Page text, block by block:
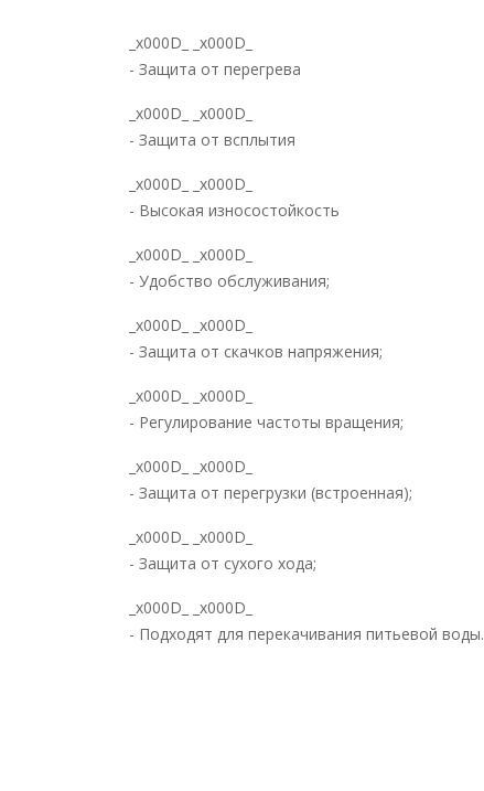
_x000D_ _x000D_
- Защита от перегрева
_x000D_ _x000D_
- Защита от всплытия
_x000D_ _x000D_
- Высокая износостойкость
_x000D_ _x000D_
- Удобство обслуживания;
_x000D_ _x000D_
- Защита от скачков напряжения;
_x000D_ _x000D_
- Регулирование частоты вращения;
_x000D_ _x000D_
- Защита от перегрузки (встроенная);
_x000D_ _x000D_
- Защита от сухого хода;
_x000D_ _x000D_
- Подходят для перекачивания питьевой воды.